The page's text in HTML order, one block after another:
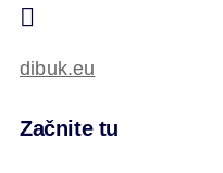
dibuk.eu
Začnite tu